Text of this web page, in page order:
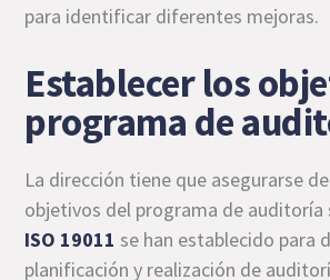
para identificar diferentes mejoras.
Establecer los
programa de
La dirección tiene que asegurarse
objetivos del programa de auditoría
ISO 19011 se han establecido para
planificación y realización de